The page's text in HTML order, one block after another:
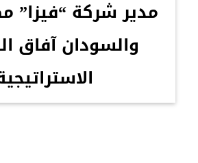
مدير شركة “فيزا”
والسودان آفاق